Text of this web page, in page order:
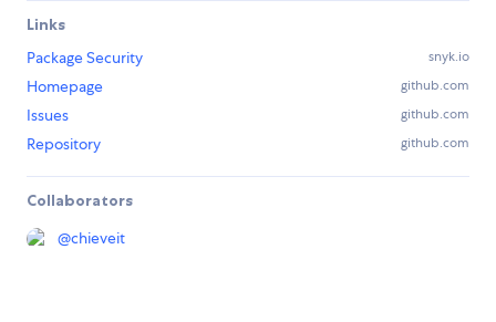
Links
Package Security
snyk.io
Homepage github.com
Issues github.com
Repository github.com
Collaborators
@chieveit